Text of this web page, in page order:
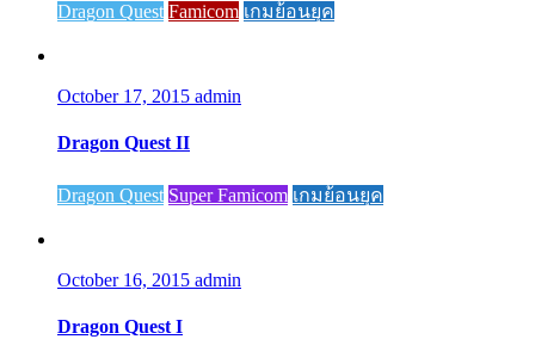
Dragon Quest Famicom เกมย้อนยุค
October 17, 2015 admin
Dragon Quest II
Dragon Quest Super Famicom เกมย้อนยุค
October 16, 2015 admin
Dragon Quest I